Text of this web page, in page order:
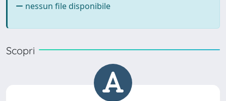
nessun file disponibile
Scopri